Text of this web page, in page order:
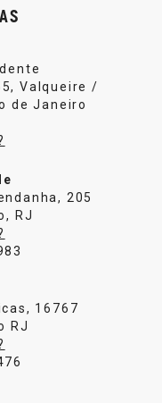
Valqueire /
de Janeiro
205
RJ
16767
RJ